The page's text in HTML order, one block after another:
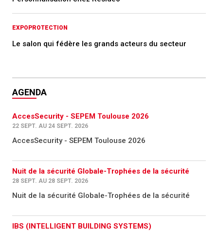
EXPOPROTECTION
Le salon qui fédère les grands acteurs du secteur
AGENDA
AccesSecurity - SEPEM Toulouse 2026
22 SEPT. AU 24 SEPT. 2026
AccesSecurity - SEPEM Toulouse 2026
Nuit de la sécurité Globale-Trophées de la sécurité
28 SEPT. AU 28 SEPT. 2026
Nuit de la sécurité Globale-Trophées de la sécurité
IBS (INTELLIGENT BUILDING SYSTEMS)